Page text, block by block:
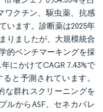
ワクチン、駆虫薬、抗感
います。診断薬は2025年
りましたが、大規模統合
的ベンチマーキングを採
にかけてCAGR 7.43%で
と予測されています。
な群れスクリーニングを
ルからASF、セネカバレ